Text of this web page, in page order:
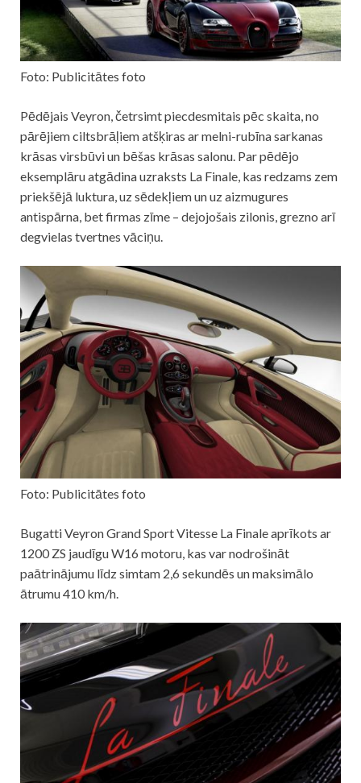
Foto: Publicitātes foto
Pēdējais Veyron, četrsimt piecdesmitais pēc skaita, no
pārējiem ciltsbrāļiem atšķiras ar melni-rubīna sarkanas
krāsas virsbūvi un bēšas krāsas salonu. Par pēdējo
eksemplāru atgādina uzraksts La Finale, kas redzams zem
priekšējā luktura, uz sēdekļiem un uz aizmugures
antispārna, bet firmas zīme – dejojošais zilonis, grezno arī
degvielas tvertnes vāciņu.
Foto: Publicitātes foto
Bugatti Veyron Grand Sport Vitesse La Finale aprīkots ar
1200 ZS jaudīgu W16 motoru, kas var nodrošināt
paātrinājumu līdz simtam 2,6 sekundēs un maksimālo
ātrumu 410 km/h.